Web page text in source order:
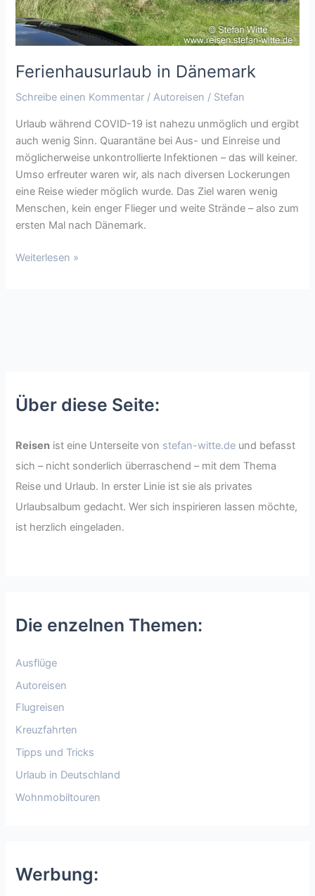
Ferienhausurlaub in Dänemark
Schreibe einen Kommentar /Autoreisen / Stefan
Urlaub während COVID-19 ist nahezu unmöglich und ergibt
auch wenig Sinn. Quarantäne bei Aus- und Einreise und
möglicherweise unkontrollierte Infektionen – das will keiner.
Umso erfreuter waren wir, als nach diversen Lockerungen
eine Reise wieder möglich wurde. Das Ziel waren wenig
Menschen, kein enger Flieger und weite Strände – also zum
ersten Mal nach Dänemark.
Weiterlesen »
Über diese Seite:
Reisen ist eine Unterseite von stefan-witte.de und befasst
sich – nicht sonderlich überraschend – mit dem Thema
Reise und Urlaub. In erster Linie ist sie als privates
Urlaubsalbum gedacht. Wer sich inspirieren lassen möchte,
ist herzlich eingeladen.
Die enzelnen Themen:
Ausflüge
Autoreisen
Flugreisen
Kreuzfahrten
Tipps und Tricks
Urlaub in Deutschland
Wohnmobiltouren
Werbung: